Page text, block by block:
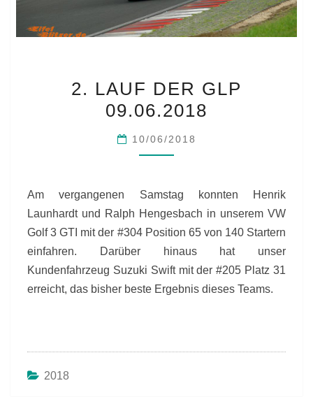
LAUF
DER
2. LAUF DER GLP
09.06.2018
10/06/2018
Am vergangenen Samstag konnten Henrik
Launhardt und Ralph Hengesbach in unserem VW
Golf 3 GTI mit der #304 Position 65 von 140 Startern
einfahren. Darüber hinaus hat unser
Kundenfahrzeug Suzuki Swift mit der #205 Platz 31
erreicht, das bisher beste Ergebnis dieses Teams.
2018